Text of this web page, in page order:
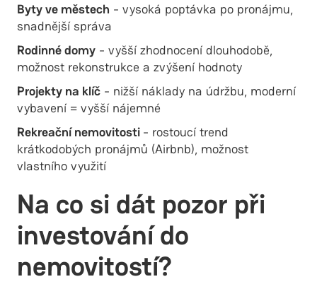
Byty ve městech - vysoká poptávka po pronájmu,
snadnější správa
Rodinné domy - vyšší zhodnocení dlouhodobě,
možnost rekonstrukce a zvýšení hodnoty
Projekty na klíč - nižší náklady na údržbu, moderní
vybavení = vyšší nájemné
Rekreační nemovitosti - rostoucí trend
krátkodobých pronájmů (Airbnb), možnost
vlastního využití
Na co si dát pozor při
investování do
nemovitostí?